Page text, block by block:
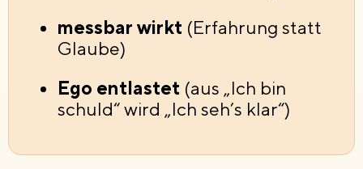
messbar wirkt (Erfahrung statt
Glaube)
Ego entlastet (aus „Ich bin
schuld“ wird „Ich seh’s klar“)